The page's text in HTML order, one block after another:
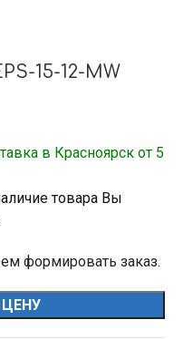
15-12-MW
в Красноярск от 5
товара Вы
формировать заказ.